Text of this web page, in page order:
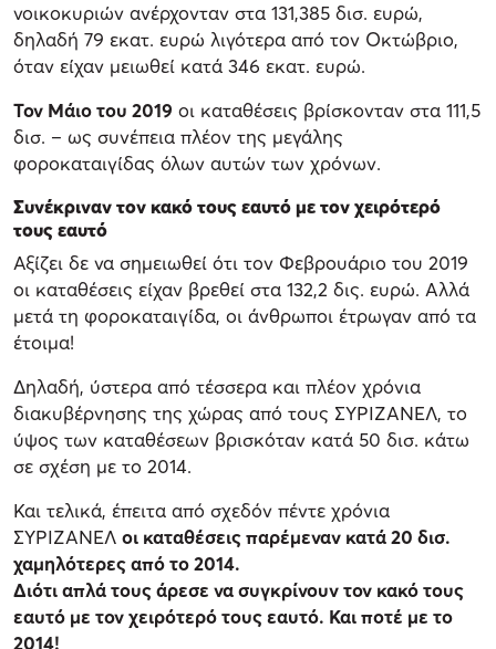
νοικοκυριών ανέρχονταν στα 131,385 δισ. ευρώ,
δηλαδή 79 εκατ. ευρώ λιγότερα από τον Οκτώβριο,
όταν είχαν μειωθεί κατά 346 εκατ. ευρώ.
Τον Μάιο του 2019 οι καταθέσεις βρίσκονταν στα 111,5
δισ. – ως συνέπεια πλέον της μεγάλης
φοροκαταιγίδας όλων αυτών των χρόνων.
Συνέκριναν τον κακό τους εαυτό με τον χειρότερό
τους εαυτό
Αξίζει δε να σημειωθεί ότι τον Φεβρουάριο του 2019
οι καταθέσεις είχαν βρεθεί στα 132,2 δις. ευρώ. Αλλά
μετά τη φοροκαταιγίδα, οι άνθρωποι έτρωγαν από τα
έτοιμα!
Δηλαδή, ύστερα από τέσσερα και πλέον χρόνια
διακυβέρνησης της χώρας από τους ΣΥΡΙΖΑΝΕΛ, το
ύψος των καταθέσεων βρισκόταν κατά 50 δισ. κάτω
σε σχέση με το 2014.
Και τελικά, έπειτα από σχεδόν πέντε χρόνια
ΣΥΡΙΖΑΝΕΛ οι καταθέσεις παρέμεναν κατά 20 δισ.
χαμηλότερες από το 2014.
Διότι απλά τους άρεσε να συγκρίνουν τον κακό τους
εαυτό με τον χειρότερό τους εαυτό. Και ποτέ με το
2014!